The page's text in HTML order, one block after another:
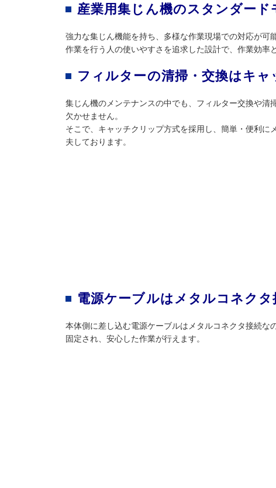
産業用集じん機のスタンダー
強力な集じん機能を持ち、多様な作業現場での対応が可
作業を行う人の使いやすさを追求した設計で、作業効率
フィルターの清掃・交換はキ
集じん機のメンテナンスの中でも、フィルター交換や清
欠かせません。
そこで、キャッチクリップ方式を採用し、簡単・便利に
夫しております。
電源ケーブルはメタルコネクタ
本体側に差し込む電源ケーブルはメタルコネクタ接続な
固定され、安心した作業が行えます。